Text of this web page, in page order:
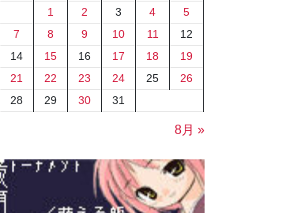
1
2 3 4
5
7 8 9 10 11
12
14 15 16 17 18
19
21 22 23 24 25
26
28 29 30 31
8月 »